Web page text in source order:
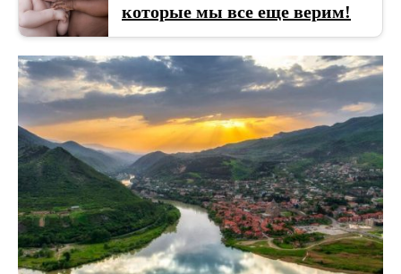
которые мы все еще верим!